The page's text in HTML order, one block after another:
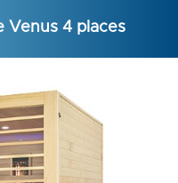
Venus 4 places